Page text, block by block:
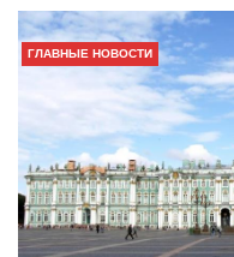
ГЛАВНЫЕ НОВОСТИ